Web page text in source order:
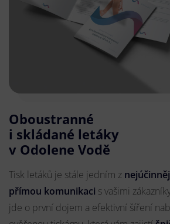
Oboustranné
i skládané letáky
v Odolene Vodě
Tisk letáků je stále jedním z
přímou komunikaci s vašimi
jde o první dojem a efektivní šíření